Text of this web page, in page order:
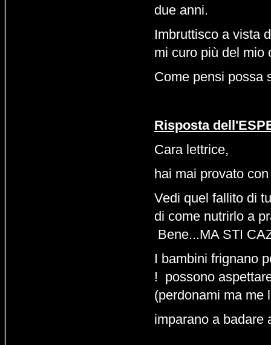
due anni.
Imbruttisco a vista
mi curo più del mio
Come pensi possa
Risposta
Cara lettrice,
hai mai provato
Vedi quel fallito di
di come nutrirlo a
Bene...MA STI
I bambini frignano
! possono
(perdonami ma
imparano a badare